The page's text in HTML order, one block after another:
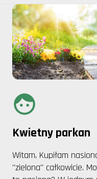
Kwietny parkan
Witam, Kupiłam
"zielona" całkowicie.